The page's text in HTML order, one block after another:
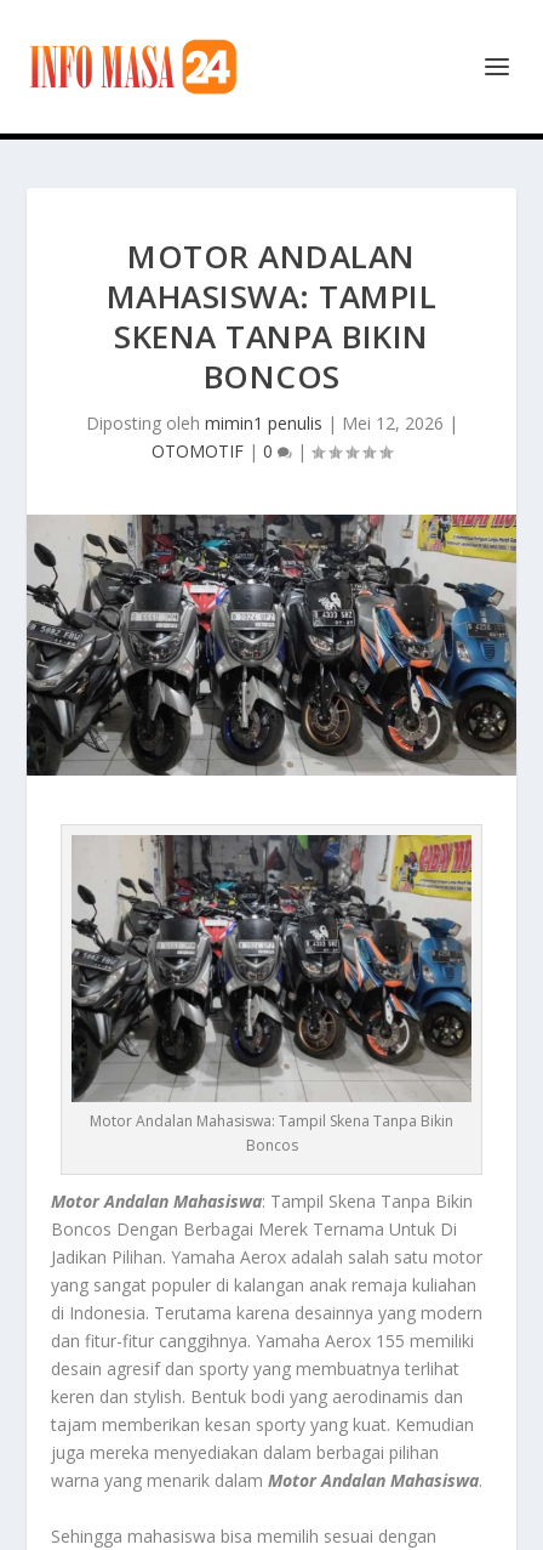
MOTOR ANDALAN
MAHASISWA: TAMPIL
SKENA TANPA BIKIN
BONCOS
Diposting oleh mimin1 penulis | Mei 12, 2026 |
OTOMOTIF | 0 |
Motor Andalan Mahasiswa: Tampil Skena Tanpa Bikin
Boncos
Motor Andalan Mahasiswa: Tampil Skena Tanpa Bikin
Boncos Dengan Berbagai Merek Ternama Untuk Di
Jadikan Pilihan.Yamaha Aerox adalah salah satu motor
yang sangat populer di kalangan anak remaja kuliahan
di Indonesia. Terutama karena desainnya yang modern
dan fitur-fitur canggihnya. Yamaha Aerox 155 memiliki
desain agresif dan sporty yang membuatnya terlihat
keren dan stylish. Bentuk bodi yang aerodinamis dan
tajam memberikan kesan sporty yang kuat. Kemudian
juga mereka menyediakan dalam berbagai pilihan
warna yang menarik dalamMotor Andalan Mahasiswa.
Sehingga mahasiswa bisa memilih sesuai dengan